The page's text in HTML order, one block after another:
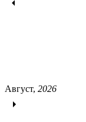
Август, 2026